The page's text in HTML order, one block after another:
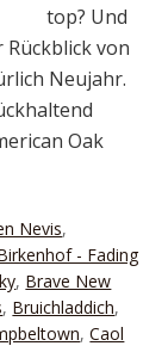
top? Und
von
Neujahr.
Oak
Nevis,
- Fading
, Brave New
, Bruichladdich,
,Caol